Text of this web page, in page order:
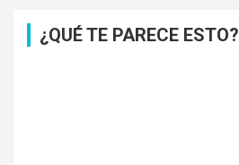
¿QUÉ TE PARECE ESTO?